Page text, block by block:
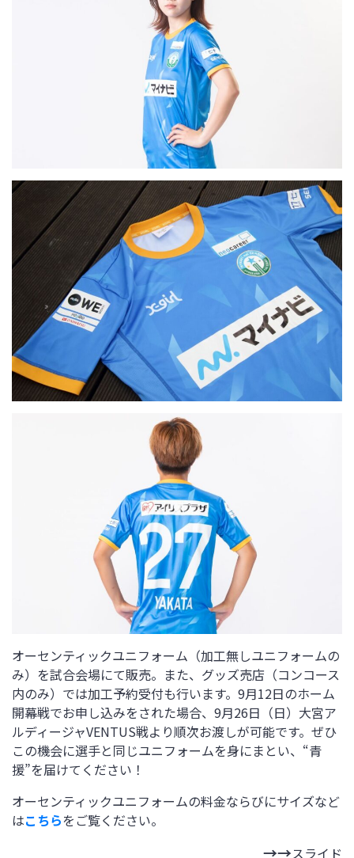
オーセンティックユニフォーム（加工無しユニフォームの
み）を試合会場にて販売。また、グッズ売店（コンコース
内のみ）では加工予約受付も行います。9月12日のホーム
開幕戦でお申し込みをされた場合、9月26日（日）大宮ア
ルディージャVENTUS戦より順次お渡しが可能です。ぜひ
この機会に選手と同じユニフォームを身にまとい、“青
援”を届けてください！
オーセンティックユニフォームの料金ならびにサイズなど
はこちらをご覧ください。
スライド